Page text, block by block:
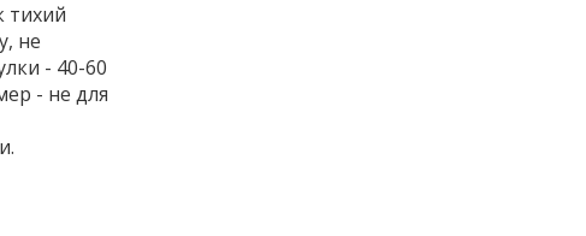
тихий
не
- 40-60
- не для